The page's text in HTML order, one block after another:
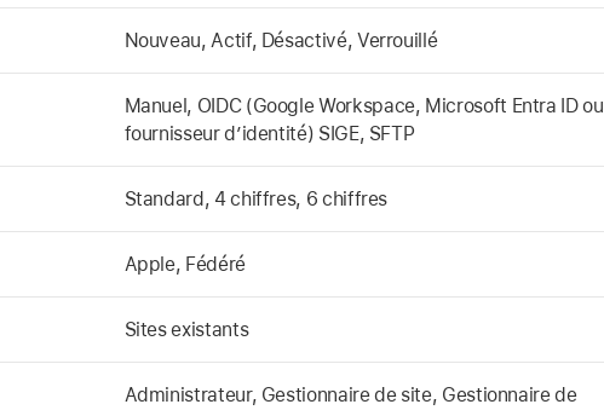
Nouveau, Actif, Désactivé, Verrouillé
Manuel, OIDC (Google Workspace, Microsoft Entra ID ou
fournisseur d’identité) SIGE, SFTP
Standard, 4 chiffres, 6 chiffres
Apple, Fédéré
Sites existants
Administrateur, Gestionnaire de site, Gestionnaire de